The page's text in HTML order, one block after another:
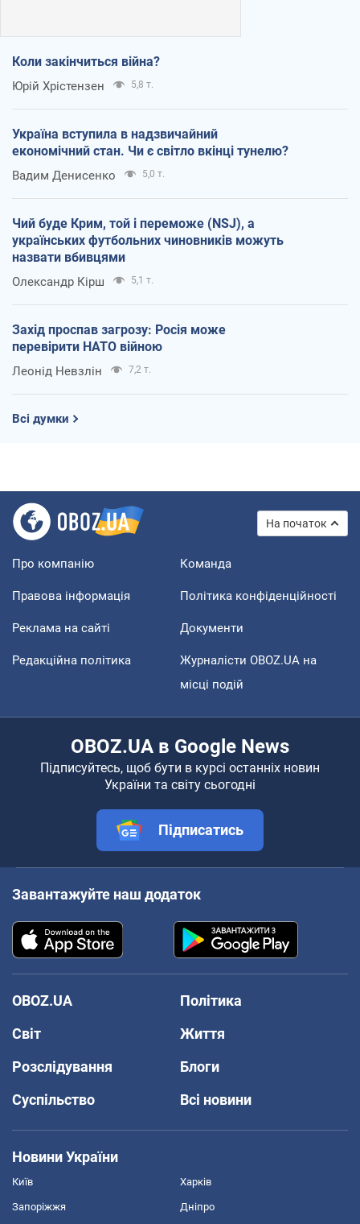
Коли закінчиться війна?
Юрій Хрістензен 5,8 т.
Україна вступила в надзвичайний
економічний стан. Чи є світло вкінці тунелю?
Вадим Денисенко 5,0 т.
Чий буде Крим, той і переможе (NSJ), а
українських футбольних чиновників можуть
назвати вбивцями
Олександр Кірш 5,1 т.
Захід проспав загрозу: Росія може
перевірити НАТО війною
Леонід Невзлін 7,2 т.
Всі думки
На початок
Про компанію Команда
Правова інформація Політика конфіденційності
Реклама на сайті Документи
Редакційна політика
Журналісти OBOZ.UA на
місці подій
OBOZ.UA в Google News
Підписуйтесь, щоб бути в курсі останніх новин
України та світу сьогодні
Підписатись
Завантажуйте наш додаток
OBOZ.UA
Політика
Світ
Життя
Розслідування
Блоги
Суспільство
Всі новини
Новини України
Київ Харків
Запоріжжя Дніпро